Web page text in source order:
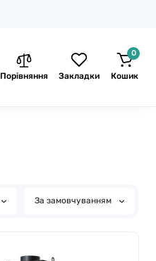
Порівняння Закладки
0
Кошик
За замовчуванням